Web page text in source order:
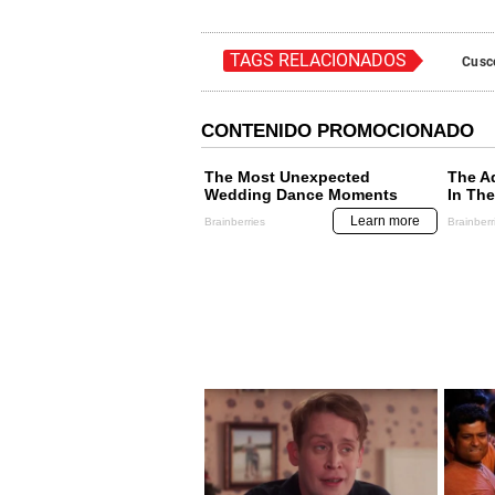
TAGS RELACIONADOS